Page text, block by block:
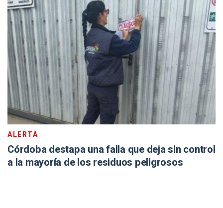
ALERTA
Córdoba destapa una falla que deja sin control
a la mayoría de los residuos peligrosos